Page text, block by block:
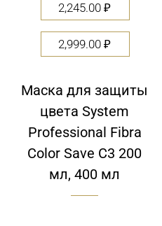
2,245.00₽
2,999.00₽
Маска для защиты
цвета System
Professional Fibra
Color Save C3 200
мл, 400 мл